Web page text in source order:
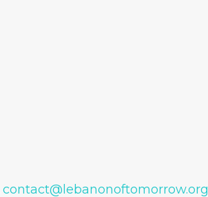
contact@lebanonoftomorrow.org